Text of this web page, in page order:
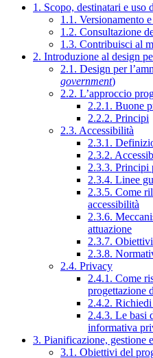
1. Scopo, destinatari e uso
1.1. Versionamento
1.2. Consultazione
1.3. Contribuisci al
2. Introduzione al design
2.1. Design per
government)
2.2. L’approccio
2.2.1. Buone
2.2.2. Principi
2.3. Accessibilità
2.3.1.
2.3.2.
2.3.3. Principi
2.3.4. Linee
2.3.5. Come
accessibilità
2.3.6.
attuazione
2.3.7.
2.3.8.
2.4. Privacy
2.4.1. Come
progettazione
2.4.2. Richiedi
2.4.3. Le basi
informativa
3. Pianificazione, gestione
3.1. Obiettivi del